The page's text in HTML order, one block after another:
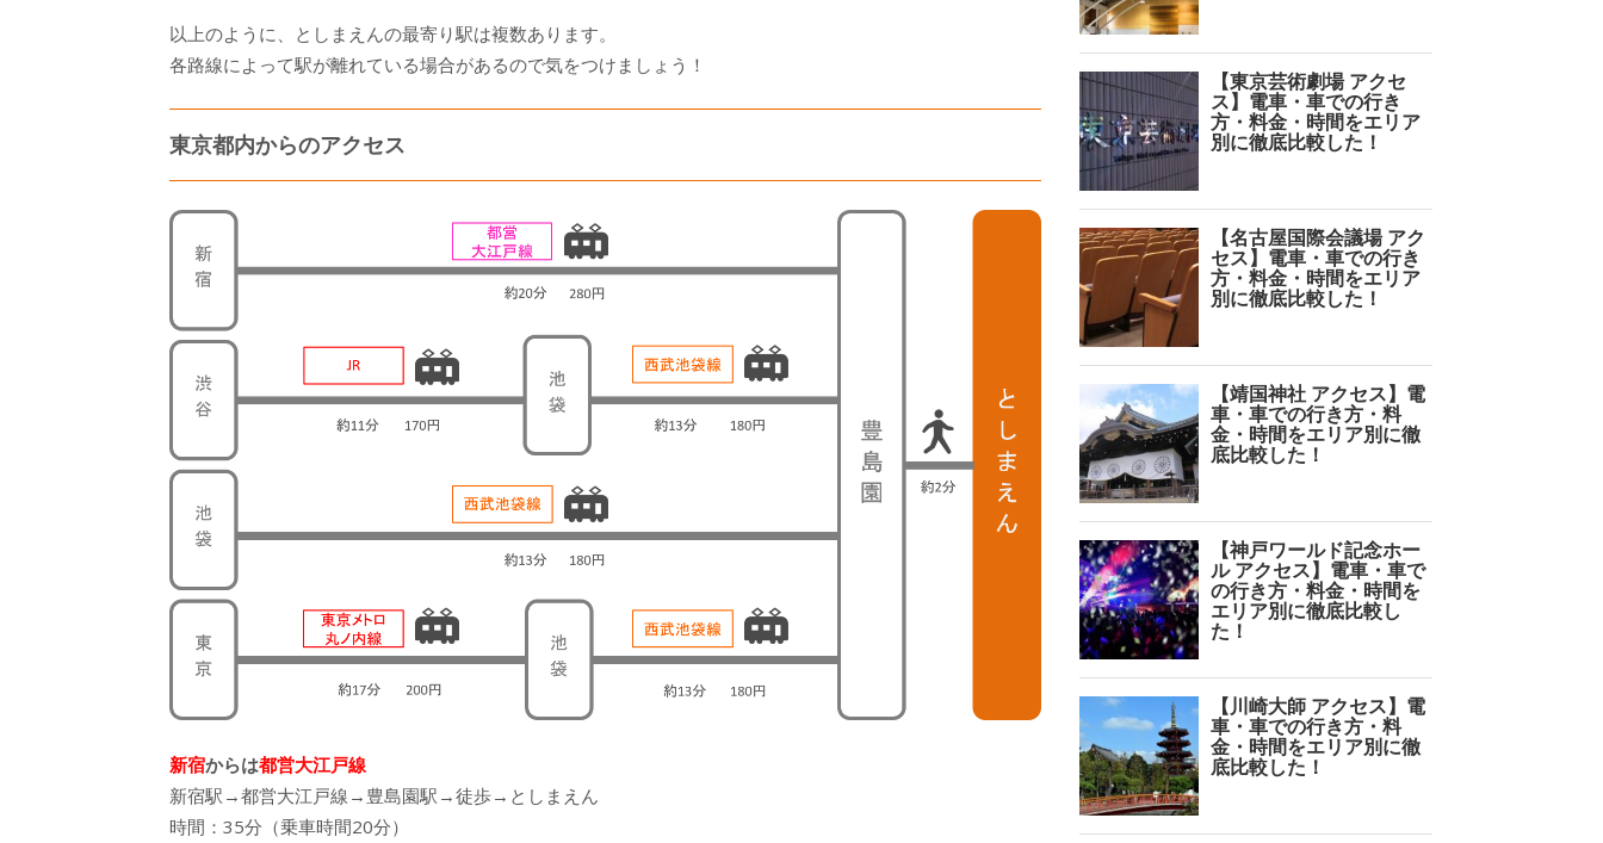
以上のように、としまえんの最寄り駅は複数あります。
各路線によって駅が離れている場合があるので気をつけましょう！
東京都内からのアクセス
新宿からは都営大江戸線
新宿駅→都営大江戸線→豊島園駅→徒歩→としまえん
時間：35分（乗車時間20分）
【東京芸術劇場 アクセ
ス】電車・車での行き
方・料金・時間をエリア
別に徹底比較した！
【名古屋国際会議場 アク
セス】電車・車での行き
方・料金・時間をエリア
別に徹底比較した！
【靖国神社 アクセス】電
車・車での行き方・料
金・時間をエリア別に徹
底比較した！
【神戸ワールド記念ホー
ル アクセス】電車・車で
の行き方・料金・時間を
エリア別に徹底比較し
た！
【川崎大師 アクセス】電
車・車での行き方・料
金・時間をエリア別に徹
底比較した！